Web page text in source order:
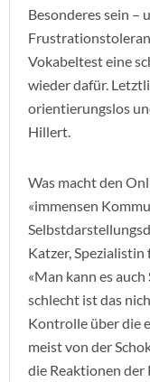
Besonderes sein –
Vokabeltest eine
wieder dafür.
orientierungslos
Hillert.
Was macht den
«immensen
Katzer,
«Man kann es
schlecht ist das
Kontrolle über die
meist von der
die Reaktionen der